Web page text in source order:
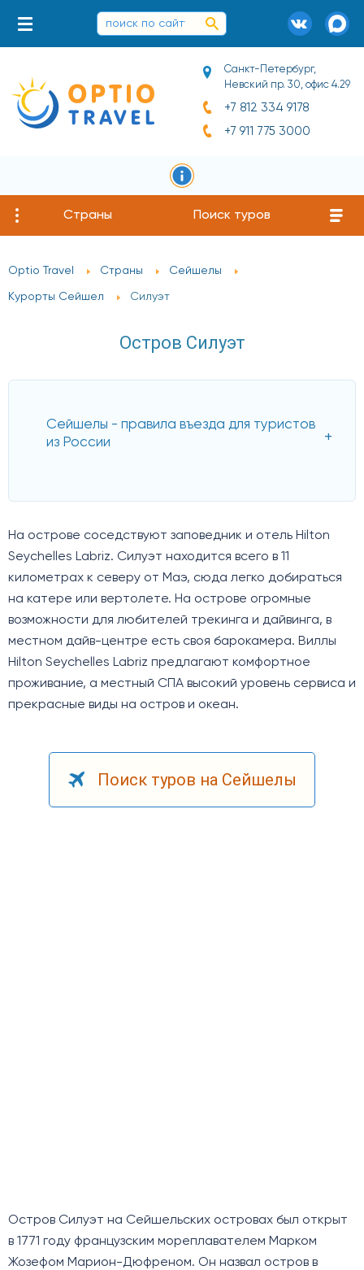
Санкт-Петербург,
Невский пр. 30, офис 4.29
+7 812 334 9178
+7 911 775 3000
Страны Поиск туров
Optio Travel Страны Сейшелы
Курорты Сейшел Силуэт
Остров Силуэт
Сейшелы - правила въезда для туристов
из России
На острове соседствуют заповедник и отель Hilton
Seychelles Labriz. Силуэт находится всего в 11
километрах к северу от Маэ, сюда легко добираться
на катере или вертолете. На острове огромные
возможности для любителей трекинга и дайвинга, в
местном дайв-центре есть своя барокамера. Виллы
Hilton Seychelles Labriz предлагают комфортное
проживание, а местный СПА высокий уровень сервиса и
прекрасные виды на остров и океан.
Поиск туров на Сейшелы
Остров Силуэт на Сейшельских островах был открыт
в 1771 году французским мореплавателем Марком
Жозефом Марион-Дюфреном. Он назвал остров в